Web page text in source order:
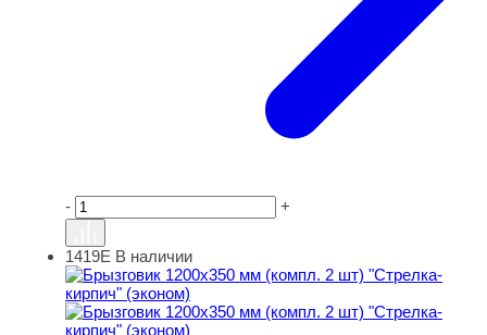
- +
Брызговик 1200х350 мм (компл. 2 шт) "Стрелка-кирпич"
1419Е В наличии